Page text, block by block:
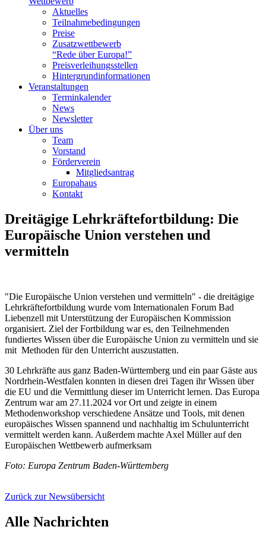
Aktuelles
Teilnahme­bedingungen
Preise
Zusatzwettbewerb
“Rede über Europa!”
Preisverleihungsstellen
Hintergrundinformationen
Veranstaltungen
Terminkalender
News
Newsletter
Über uns
Team
Vorstand
Förderverein
Mitgliedsantrag
Europahaus
Kontakt
Dreitägige Lehrkräftefortbildung: Die
Europäische Union verstehen und
vermitteln
"Die Europäische Union verstehen und vermitteln" - die dreitägige
Lehrkräftefortbildung wurde vom Internationalen Forum Bad
Liebenzell mit Unterstützung der Europäischen Kommission
organisiert. Ziel der Fortbildung war es, den Teilnehmenden
fundiertes Wissen über die Europäische Union zu vermitteln und sie
mit Methoden für den Unterricht auszustatten.
30 Lehrkräfte aus ganz Baden-Württemberg und ein paar Gäste aus
Nordrhein-Westfalen konnten in diesen drei Tagen ihr Wissen über
die EU und die Vermittlung dieser im Unterricht lernen. Das Europa
Zentrum war am 27.11.2024 vor Ort und zeigte in einem
Methodenworkshop verschiedene Ansätze und Tools, mit denen
europäisches Wissen spannend und nachhaltig im Schulunterricht
vermittelt werden kann. Außerdem machte Axel Müller auf den
Europäischen Wettbewerb aufmerksam
Foto: Europa Zentrum Baden-Württemberg
Zurück zur Newsübersicht
Alle Nachrichten